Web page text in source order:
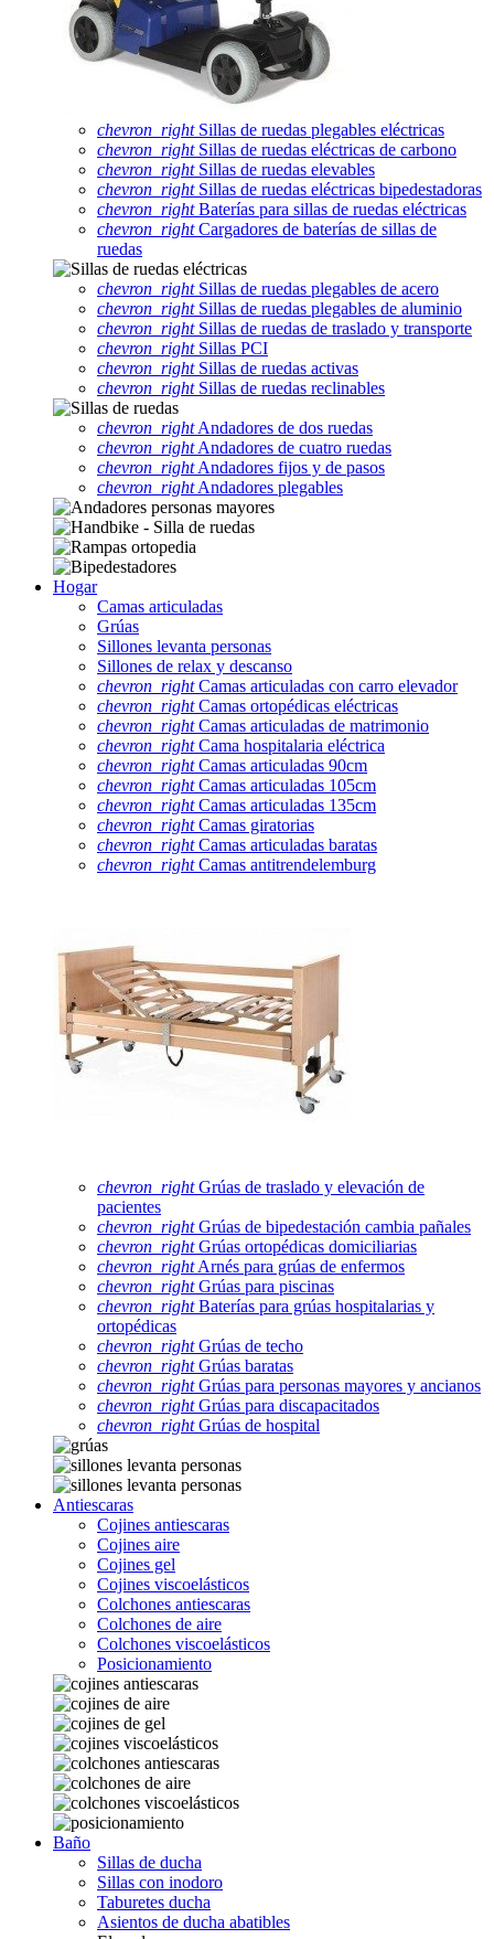
chevron_rightSillas de ruedas plegables eléctricas
chevron_rightSillas de ruedas eléctricas de carbono
chevron_rightSillas de ruedas elevables
chevron_rightSillas de ruedas eléctricas bipedestadoras
chevron_rightBaterías para sillas de ruedas eléctricas
chevron_rightCargadores de baterías de sillas de
ruedas
chevron_rightSillas de ruedas plegables de acero
chevron_rightSillas de ruedas plegables de aluminio
chevron_rightSillas de ruedas de traslado y transporte
chevron_rightSillas PCI
chevron_rightSillas de ruedas activas
chevron_rightSillas de ruedas reclinables
chevron_rightAndadores de dos ruedas
chevron_rightAndadores de cuatro ruedas
chevron_rightAndadores fijos y de pasos
chevron_rightAndadores plegables
Hogar
Camas articuladas
Grúas
Sillones levanta personas
Sillones de relax y descanso
chevron_rightCamas articuladas con carro elevador
chevron_rightCamas ortopédicas eléctricas
chevron_rightCamas articuladas de matrimonio
chevron_rightCama hospitalaria eléctrica
chevron_rightCamas articuladas 90cm
chevron_rightCamas articuladas 105cm
chevron_rightCamas articuladas 135cm
chevron_rightCamas giratorias
chevron_rightCamas articuladas baratas
chevron_rightCamas antitrendelemburg
chevron_rightGrúas de traslado y elevación de
pacientes
chevron_rightGrúas de bipedestación cambia pañales
chevron_rightGrúas ortopédicas domiciliarias
chevron_rightArnés para grúas de enfermos
chevron_rightGrúas para piscinas
chevron_rightBaterías para grúas hospitalarias y
ortopédicas
chevron_rightGrúas de techo
chevron_rightGrúas baratas
chevron_rightGrúas para personas mayores y ancianos
chevron_rightGrúas para discapacitados
chevron_rightGrúas de hospital
Antiescaras
Cojines antiescaras
Cojines aire
Cojines gel
Cojines viscoelásticos
Colchones antiescaras
Colchones de aire
Colchones viscoelásticos
Posicionamiento
Baño
Sillas de ducha
Sillas con inodoro
Taburetes ducha
Asientos de ducha abatibles